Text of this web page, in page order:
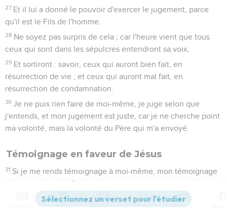
27 Et il lui a donné le pouvoir d'exercer le jugement, parce
qu'il est le Fils de l'homme.
28 Ne soyez pas surpris de cela ; car l'heure vient que tous
ceux qui sont dans les sépulcres entendront sa voix,
29 Et sortiront : savoir, ceux qui auront bien fait, en
résurrection de vie ; et ceux qui auront mal fait, en
résurrection de condamnation.
30 Je ne puis rien faire de moi-même, je juge selon que
j'entends, et mon jugement est juste, car je ne cherche point
ma volonté, mais la volonté du Père qui m'a envoyé.
Témoignage en faveur de Jésus
31 Si je me rends témoignage à moi-même, mon témoignage
n'est pas digne de foi.
Il y en a un autre qui me rend témoignage, et je sais que le
Versions Commentaires Strong